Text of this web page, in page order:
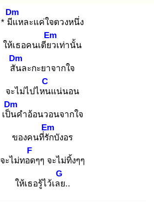
* มีแ
Dm
หละแค่ใจดวงหนึ่ง
ให้เธอคนเดียว
Em
เท่านั้น
สัน
Dm
ละกะยาจากใจ
จะไม่ไปไหน
C
แน่นอน
เป็น
Dm
คำอ้อนวอนจากใจ
ของคนที่รัก
Em
บังอร
จะไม่ทอด
F
ๆๆ จะไม่ทิ้งๆๆ
ให้เธอรู้ไว้เลย
G
..